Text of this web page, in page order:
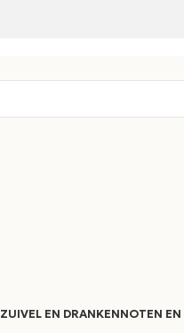
ZUIVEL EN DRANKENNOTEN